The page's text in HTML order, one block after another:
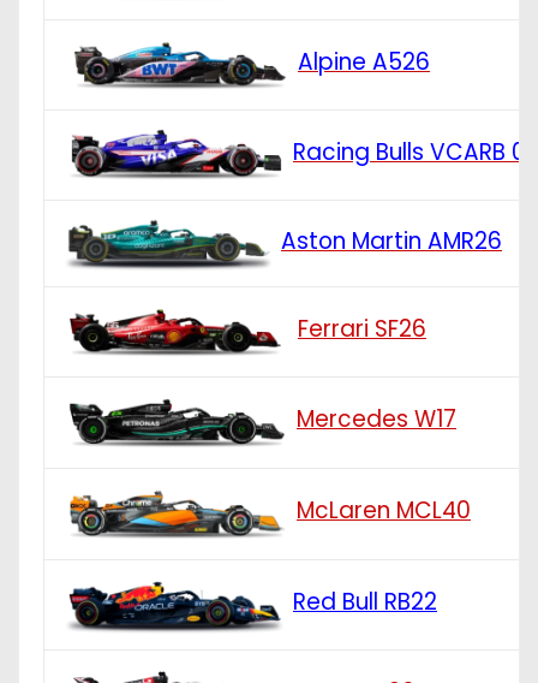
Alpine A526
Racing Bulls VCARB 03
Aston Martin AMR26
Ferrari SF26
Mercedes W17
McLaren MCL40
Red Bull RB22